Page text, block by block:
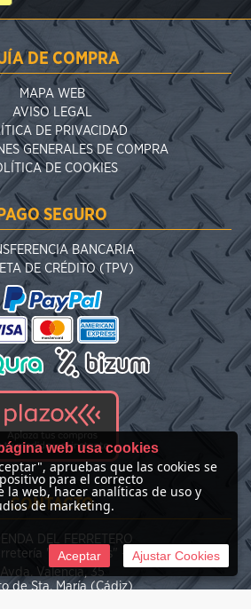
DE COMPRA
MAPA WEB
AVISO LEGAL
DE PRIVACIDAD
GENERALES DE COMPRA
DE COOKIES
PAGO SEGURO
BANCARIA
DE CRÉDITO (TPV)
CONTACTO
DEL FERRETERO
"Las Nieves" -
Avda. Valencia, 35
de Sta. María (Cádiz)
web usa cookies
apruebas que las cookies se
para el correcto
la web, hacer analíticas de uso y
de marketing.
Aceptar Ajustar Cookies